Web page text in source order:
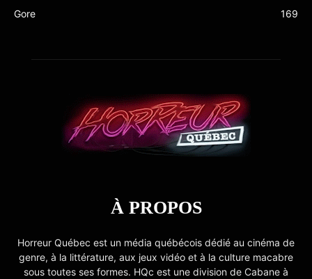
Gore
169
À PROPOS
Horreur Québec est un média québécois dédié au cinéma de
genre, à la littérature, aux jeux vidéo et à la culture macabre
sous toutes ses formes. HQc est une division de Cabane à